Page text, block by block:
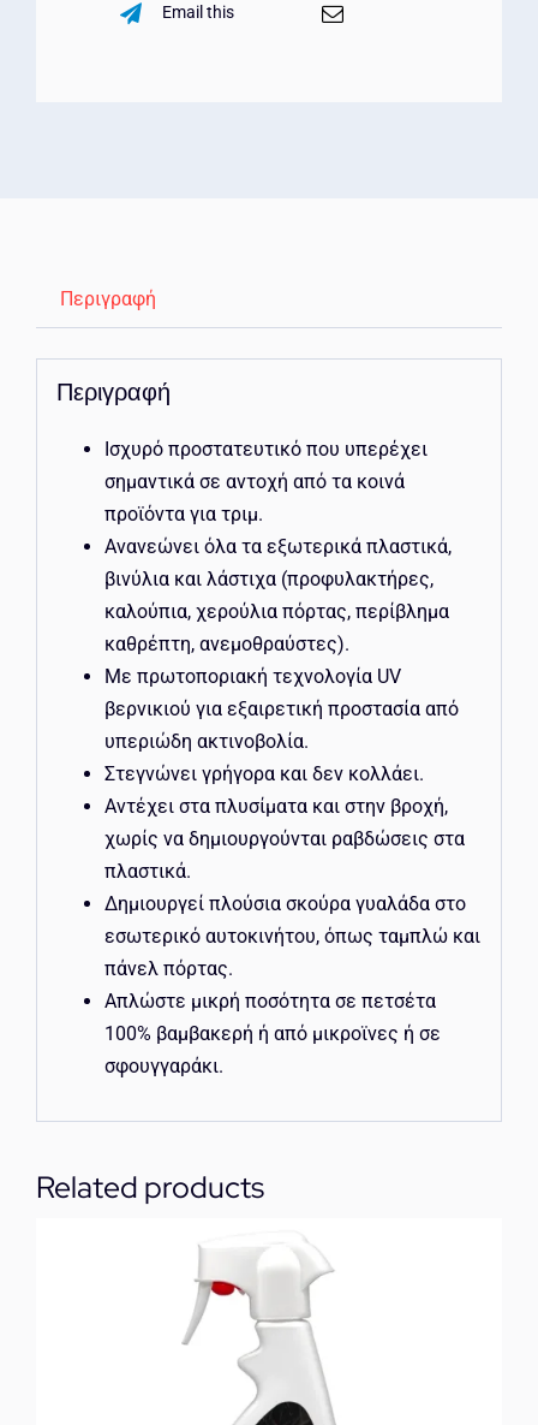
Email this
Περιγραφή
Περιγραφή
Ισχυρό προστατευτικό που υπερέχει
σημαντικά σε αντοχή από τα κοινά
προϊόντα για τριμ.
Ανανεώνει όλα τα εξωτερικά πλαστικά,
βινύλια και λάστιχα (προφυλακτήρες,
καλούπια, χερούλια πόρτας, περίβλημα
καθρέπτη, ανεμοθραύστες).
Με πρωτοποριακή τεχνολογία UV
βερνικιού για εξαιρετική προστασία από
υπεριώδη ακτινοβολία.
Στεγνώνει γρήγορα και δεν κολλάει.
Αντέχει στα πλυσίματα και στην βροχή,
χωρίς να δημιουργούνται ραβδώσεις στα
πλαστικά.
Δημιουργεί πλούσια σκούρα γυαλάδα στο
εσωτερικό αυτοκινήτου, όπως ταμπλώ και
πάνελ πόρτας.
Απλώστε μικρή ποσότητα σε πετσέτα
100% βαμβακερή ή από μικροϊνες ή σε
σφουγγαράκι.
Related products